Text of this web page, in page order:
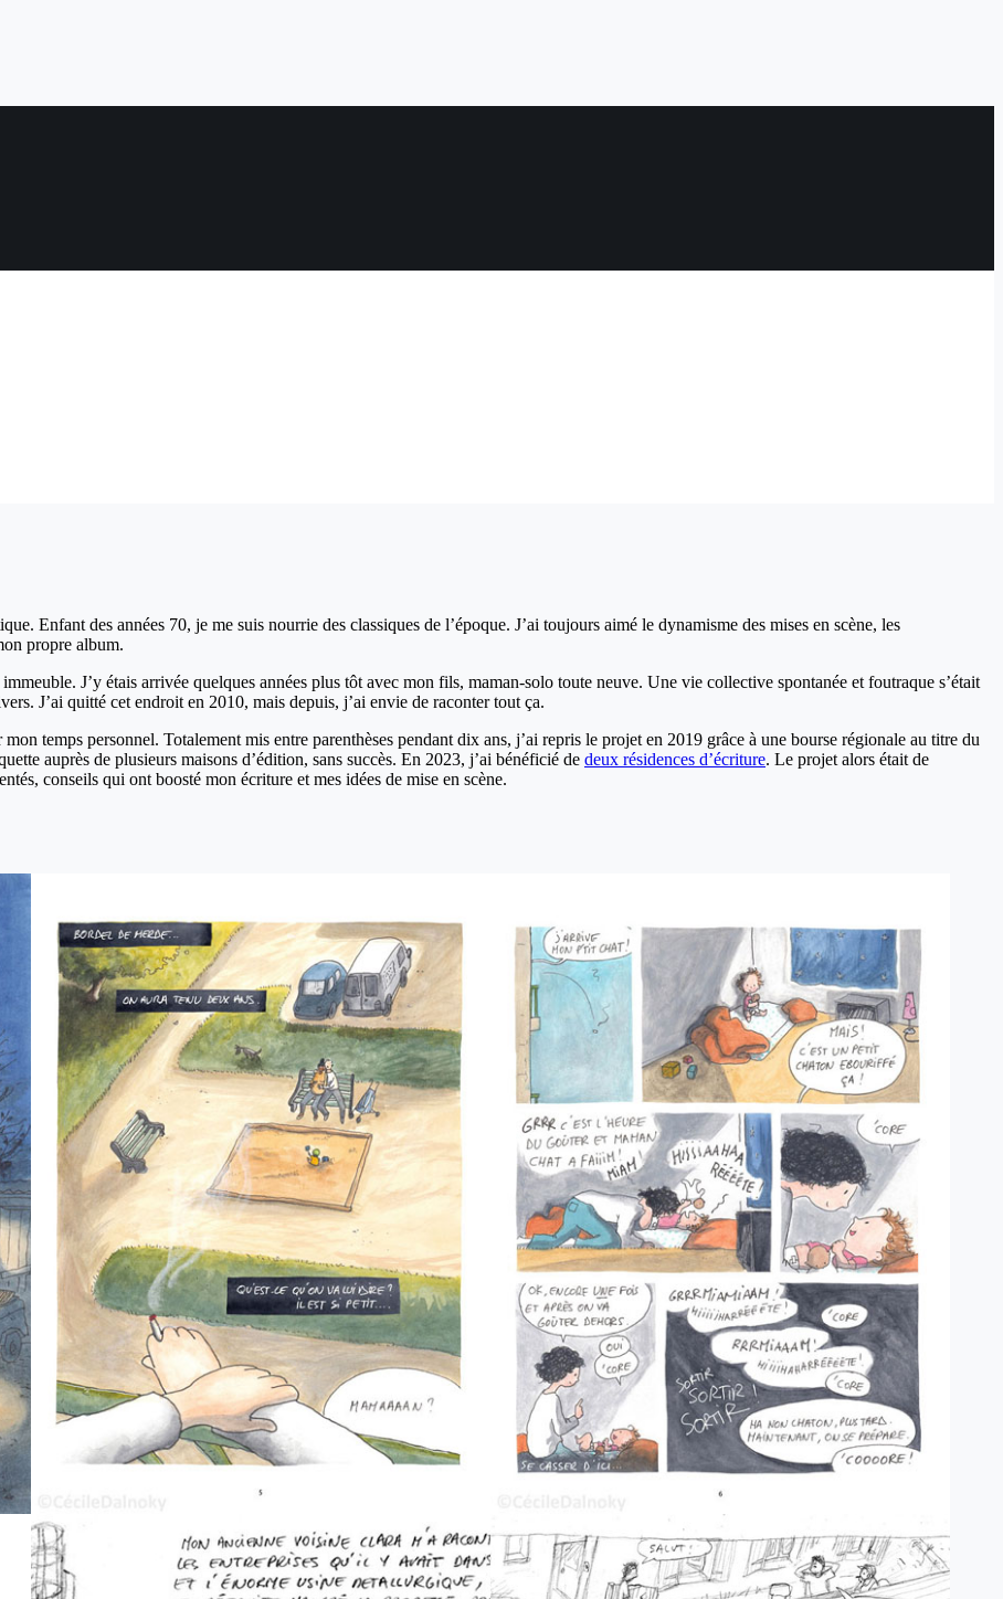
Enfant des années 70, je me suis nourrie des classiques de l’époque. J’ai toujours aimé le dynamisme des mises en scène, les
propre album.
J’y étais arrivée quelques années plus tôt avec mon fils, maman-solo toute neuve. Une vie collective spontanée et foutraque s’était
J’ai quitté cet endroit en 2010, mais depuis, j’ai envie de raconter tout ça.
temps personnel. Totalement mis entre parenthèses pendant dix ans, j’ai repris le projet en 2019 grâce à une bourse régionale au titre du
auprès de plusieurs maisons d’édition, sans succès. En 2023, j’ai bénéficié de deux résidences d’écriture. Le projet alors était de
conseils qui ont boosté mon écriture et mes idées de mise en scène.